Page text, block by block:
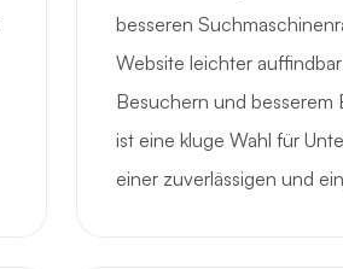
besseren
Website leichter
Besuchern und besserem
ist eine kluge Wahl für
einer zuverlässigen und